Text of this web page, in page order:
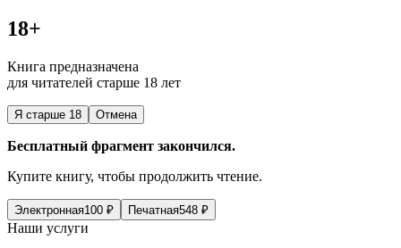
18+
Книга предназначена
для читателей старше 18 лет
Я старше 18 Отмена
Бесплатный фрагмент закончился.
Купите книгу, чтобы продолжить чтение.
Электронная100 ₽ Печатная548 ₽
Наши услуги